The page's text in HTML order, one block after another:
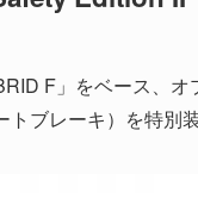
F」をベース、
ブレーキ）を特別装